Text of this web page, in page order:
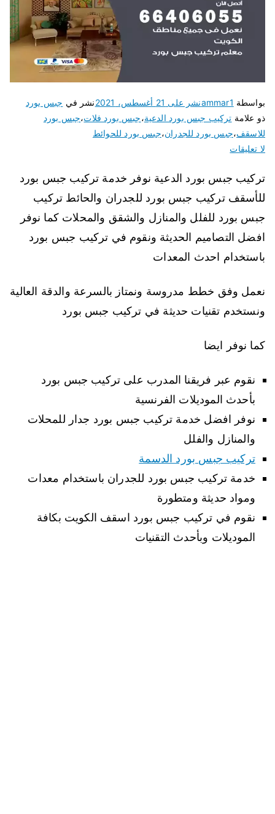
بواسطة ammar1نشر على 21 أغسطس، 2021 نشر في جبس بورد
ذو علامة تركيب جبس بورد الدعية،جبس بورد فلات،جبس بورد
للاسقف،جبس بورد للجدران،جبس بورد للحوائط
لا تعليقات
تركيب جبس بورد الدعية نوفر خدمة تركيب جبس بورد
للأسقف تركيب جبس بورد للجدران والحائط تركيب
جبس بورد للفلل والمنازل والشقق والمحلات كما نوفر
افضل التصاميم الحديثة ونقوم في تركيب جبس بورد
باستخدام احدث المعدات
نعمل وفق خطط مدروسة ونمتاز بالسرعة والدقة العالية
ونستخدم تقنيات حديثة في تركيب جبس بورد
كما نوفر ايضا
نقوم عبر فريقنا المدرب على تركيب جبس بورد
بأحدث الموديلات الفرنسية
نوفر افضل خدمة تركيب جبس بورد جدار للمحلات
والمنازل والفلل
تركيب جبس بورد الدسمة
خدمة تركيب جبس بورد للجدران باستخدام معدات
ومواد حديثة ومتطورة
نقوم في تركيب جبس بورد اسقف الكويت بكافة
الموديلات وبأحدث التقنيات